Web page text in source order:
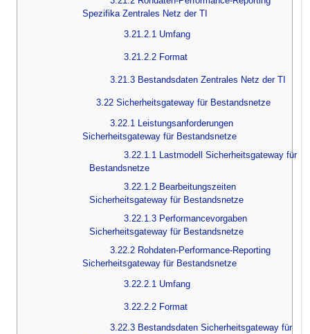
Spezifika Zentrales Netz der TI
3.21.2.1 Umfang
3.21.2.2 Format
3.21.3 Bestandsdaten Zentrales Netz der TI
3.22 Sicherheitsgateway für Bestandsnetze
3.22.1 Leistungsanforderungen
Sicherheitsgateway für Bestandsnetze
3.22.1.1 Lastmodell Sicherheitsgateway für
Bestandsnetze
3.22.1.2 Bearbeitungszeiten
Sicherheitsgateway für Bestandsnetze
3.22.1.3 Performancevorgaben
Sicherheitsgateway für Bestandsnetze
3.22.2 Rohdaten-Performance-Reporting
Sicherheitsgateway für Bestandsnetze
3.22.2.1 Umfang
3.22.2.2 Format
3.22.3 Bestandsdaten Sicherheitsgateway für